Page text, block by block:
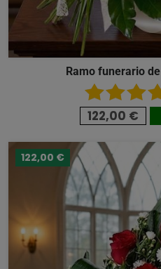
Ramo funerario
122,00 €
122,00 €